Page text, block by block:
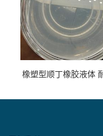
橡塑型顺丁橡胶液体